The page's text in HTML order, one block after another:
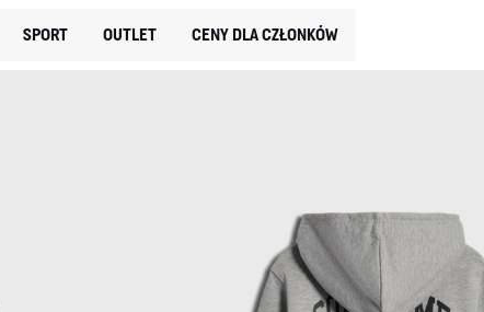
SPORT OUTLET CENY DLA CZŁONKÓW